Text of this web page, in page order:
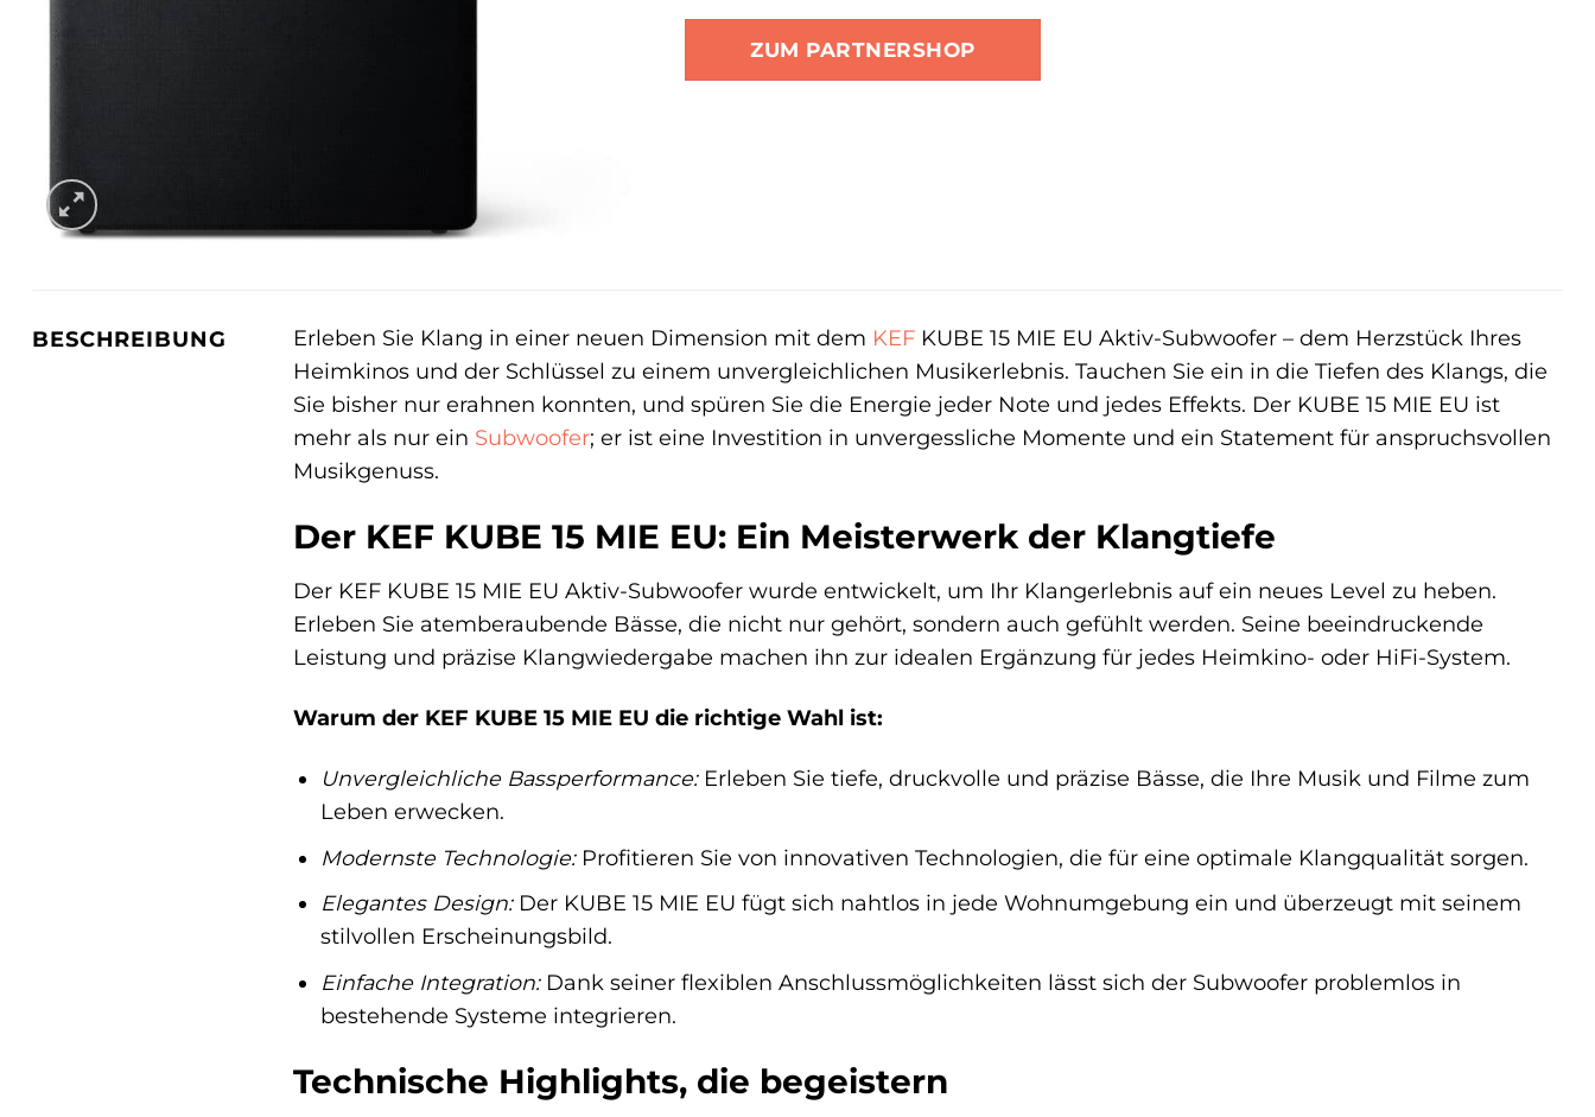
ZUM PARTNERSHOP
BESCHREIBUNG Erleben Sie Klang in einer neuen Dimension mit dem KEF KUBE 15 MIE EU Aktiv-Subwoofer – dem Herzstück Ihres
Heimkinos und der Schlüssel zu einem unvergleichlichen Musikerlebnis. Tauchen Sie ein in die Tiefen des Klangs, die
Sie bisher nur erahnen konnten, und spüren Sie die Energie jeder Note und jedes Effekts. Der KUBE 15 MIE EU ist
mehr als nur ein Subwoofer; er ist eine Investition in unvergessliche Momente und ein Statement für anspruchsvollen
Musikgenuss.
Der KEF KUBE 15 MIE EU: Ein Meisterwerk der Klangtiefe
Der KEF KUBE 15 MIE EU Aktiv-Subwoofer wurde entwickelt, um Ihr Klangerlebnis auf ein neues Level zu heben.
Erleben Sie atemberaubende Bässe, die nicht nur gehört, sondern auch gefühlt werden. Seine beeindruckende
Leistung und präzise Klangwiedergabe machen ihn zur idealen Ergänzung für jedes Heimkino- oder HiFi-System.
Warum der KEF KUBE 15 MIE EU die richtige Wahl ist:
Unvergleichliche Bassperformance:Erleben Sie tiefe, druckvolle und präzise Bässe, die Ihre Musik und Filme zum
Leben erwecken.
Modernste Technologie:Profitieren Sie von innovativen Technologien, die für eine optimale Klangqualität sorgen.
Elegantes Design:Der KUBE 15 MIE EU fügt sich nahtlos in jede Wohnumgebung ein und überzeugt mit seinem
stilvollen Erscheinungsbild.
Einfache Integration:Dank seiner flexiblen Anschlussmöglichkeiten lässt sich der Subwoofer problemlos in
bestehende Systeme integrieren.
Technische Highlights, die begeistern